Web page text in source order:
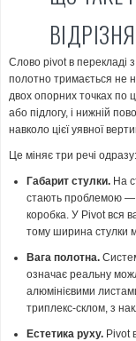
Слово pivotв перекладі
полотно тримається не
двох опорних точках по
або підлогу, і нижній
навколо цієї уявної
Це міняє три речі одразу:
Габарит стулки. На
стають проблемою —
коробка. У Pivot вся
тому ширина стулки
Вага полотна.
означає реальну
алюмінієвими
триплекс-склом, з
Естетика руху. Pivot